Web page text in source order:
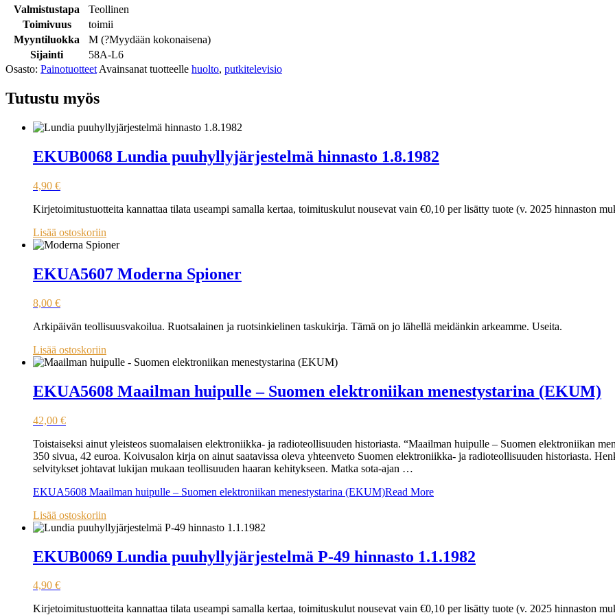
Valmistustapa
Teollinen
Toimivuus
toimii
Myyntiluokka
M (?Myydään kokonaisena)
Sijainti
58A-L6
Osasto: PainotuotteetAvainsanat tuotteelle huolto, putkitelevisio
Tutustu myös
EKUB0068 Lundia puuhyllyjärjestelmä hinnasto 1.8.1982
4,90 €
Kirjetoimitustuotteita kannattaa tilata useampi samalla kertaa, toimituskulut nousevat vain €0,10 per lisätty tuote (v. 2025 hinnaston
Lisää ostoskoriin
EKUA5607 Moderna Spioner
8,00 €
Arkipäivän teollisuusvakoilua. Ruotsalainen ja ruotsinkielinen taskukirja. Tämä on jo lähellä meidänkin arkeamme. Useita.
Lisää ostoskoriin
EKUA5608 Maailman huipulle – Suomen elektroniikan menestystarina (EKUM)
42,00 €
Toistaiseksi ainut yleisteos suomalaisen elektroniikka- ja radioteollisuuden historiasta. “Maailman huipulle – Suomen elektroniikan
350 sivua, 42 euroa. Koivusalon kirja on ainut saatavissa oleva yhteenveto Suomen elektroniikka- ja radioteollisuuden historiasta.
selvitykset johtavat lukijan mukaan teollisuuden haaran kehitykseen. Matka sota-ajan …
EKUA5608 Maailman huipulle – Suomen elektroniikan menestystarina (EKUM)Read More
Lisää ostoskoriin
EKUB0069 Lundia puuhyllyjärjestelmä P-49 hinnasto 1.1.1982
4,90 €
Kirjetoimitustuotteita kannattaa tilata useampi samalla kertaa, toimituskulut nousevat vain €0,10 per lisätty tuote (v. 2025 hinnaston